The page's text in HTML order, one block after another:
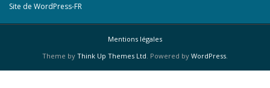
Site de WordPress-FR
Mentions légales
Theme by Think Up Themes Ltd . Powered by WordPress